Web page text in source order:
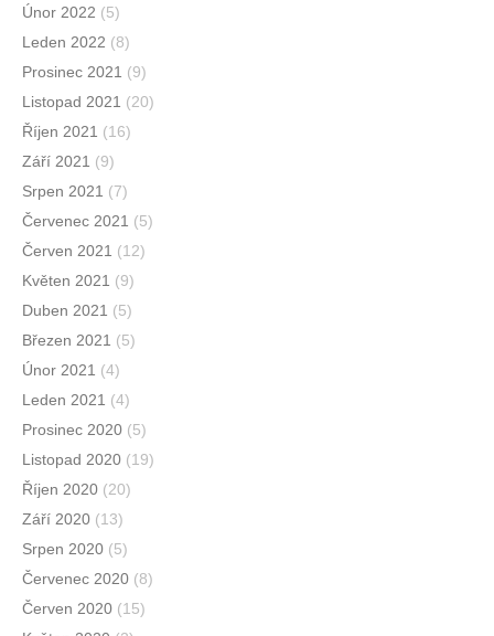
Únor 2022 (5)
Leden 2022 (8)
Prosinec 2021 (9)
Listopad 2021 (20)
Říjen 2021 (16)
Září 2021 (9)
Srpen 2021 (7)
Červenec 2021 (5)
Červen 2021 (12)
Květen 2021 (9)
Duben 2021 (5)
Březen 2021 (5)
Únor 2021 (4)
Leden 2021 (4)
Prosinec 2020 (5)
Listopad 2020 (19)
Říjen 2020 (20)
Září 2020 (13)
Srpen 2020 (5)
Červenec 2020 (8)
Červen 2020 (15)